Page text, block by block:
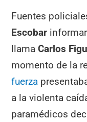
Fuentes
Escobar
llamaCarlos
momento de la
fuerza
a la violenta
paramédicos